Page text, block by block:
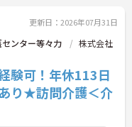
険制度な
日（前
1人につ
ならで
長く働き
フォロー
更新日：2026年07月31日
ンター等々力
株式会社
験可！年休113日
り★訪問介護＜介